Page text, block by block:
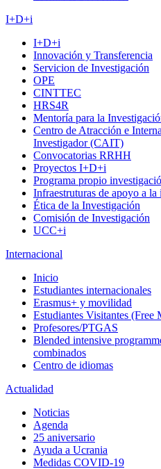
I+D+i
I+D+i
Innovación y Transferencia
Servicion de Investigación
OPE
CINTTEC
HRS4R
Mentoría para la
Centro de Atracción e
Investigador (CAIT)
Convocatorias RRHH
Proyectos I+D+i
Programa propio
Infraestruturas de apoyo a la
Ética de la Investigación
Comisión de Investigación
UCC+i
Internacional
Inicio
Estudiantes internacionales
Erasmus+ y movilidad
Estudiantes Visitantes (Free
Profesores/PTGAS
Blended intensive
combinados
Centro de idiomas
Actualidad
Noticias
Agenda
25 aniversario
Ayuda a Ucrania
Medidas COVID-19